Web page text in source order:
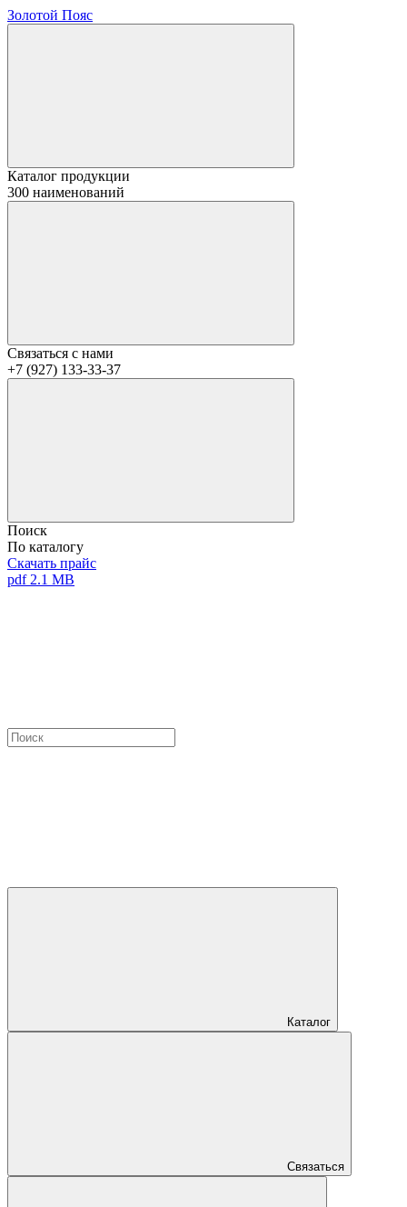
Золотой Пояс
Каталог продукции
300 наименований
Связаться с нами
+7 (927) 133-33-37
Поиск
По каталогу
Скачать прайс
pdf 2.1 MB
Каталог
Связаться